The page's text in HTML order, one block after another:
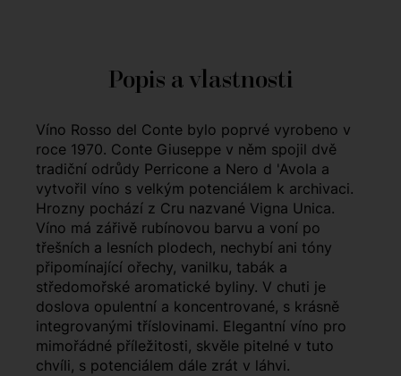
Popis a vlastnosti
Víno Rosso del Conte bylo poprvé vyrobeno v
roce 1970. Conte Giuseppe v něm spojil dvě
tradiční odrůdy Perricone a Nero d 'Avola a
vytvořil víno s velkým potenciálem k archivaci.
Hrozny pochází z Cru nazvané Vigna Unica.
Víno má zářivě rubínovou barvu a voní po
třešních a lesních plodech, nechybí ani tóny
připomínající ořechy, vanilku, tabák a
středomořské aromatické byliny. V chuti je
doslova opulentní a koncentrované, s krásně
integrovanými tříslovinami. Elegantní víno pro
mimořádné příležitosti, skvěle pitelné v tuto
chvíli, s potenciálem dále zrát v láhvi.